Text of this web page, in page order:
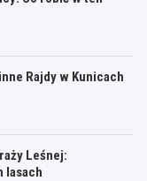
Rajdy w Kunicach
Leśnej:
lasach